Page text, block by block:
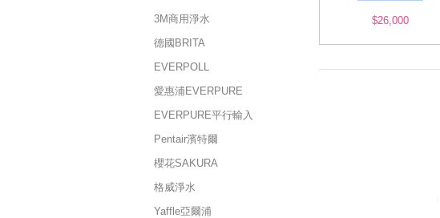
3M商用淨水
德國BRITA
EVERPOLL
愛惠浦EVERPURE
EVERPURE平行輸入
Pentair濱特爾
櫻花SAKURA
格威淨水
Yaffle亞爾浦
$26,000